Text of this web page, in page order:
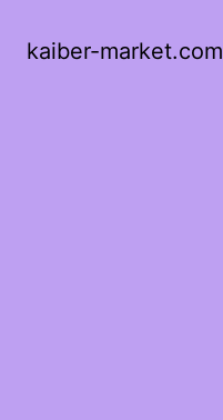
kaiber-market.com